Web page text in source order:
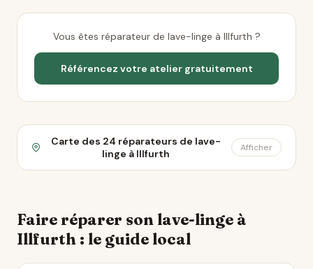
Vous êtes réparateur de lave-linge à Illfurth ?
Référencez votre atelier gratuitement
Carte des 24 réparateurs de lave-
linge à Illfurth
Afficher
Faire réparer son lave-linge à
Illfurth : le guide local